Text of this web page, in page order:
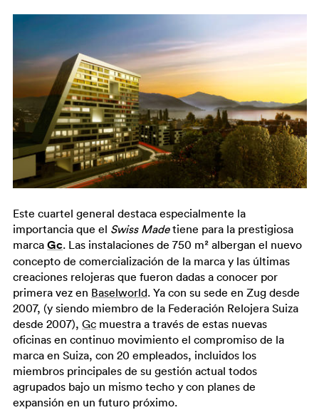
Este cuartel general destaca especialmente la
importancia que el Swiss Madetiene para la prestigiosa
marca Gc. Las instalaciones de 750 m² albergan el nuevo
concepto de comercialización de la marca y las últimas
creaciones relojeras que fueron dadas a conocer por
primera vez en Baselworld. Ya con su sede en Zug desde
2007, (y siendo miembro de la Federación Relojera Suiza
desde 2007), Gc muestra a través de estas nuevas
oficinas en continuo movimiento el compromiso de la
marca en Suiza, con 20 empleados, incluidos los
miembros principales de su gestión actual todos
agrupados bajo un mismo techo y con planes de
expansión en un futuro próximo.